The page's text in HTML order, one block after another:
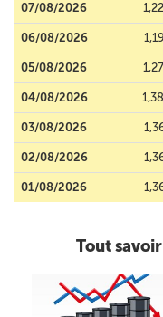
07/08/2026
06/08/2026
05/08/2026
04/08/2026
03/08/2026
02/08/2026
01/08/2026
Tout